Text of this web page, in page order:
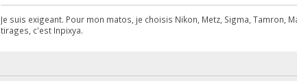
Je suis exigeant. Pour mon matos, je choisis Nikon, Metz, Sigma,
tirages, c'est Inpixya.